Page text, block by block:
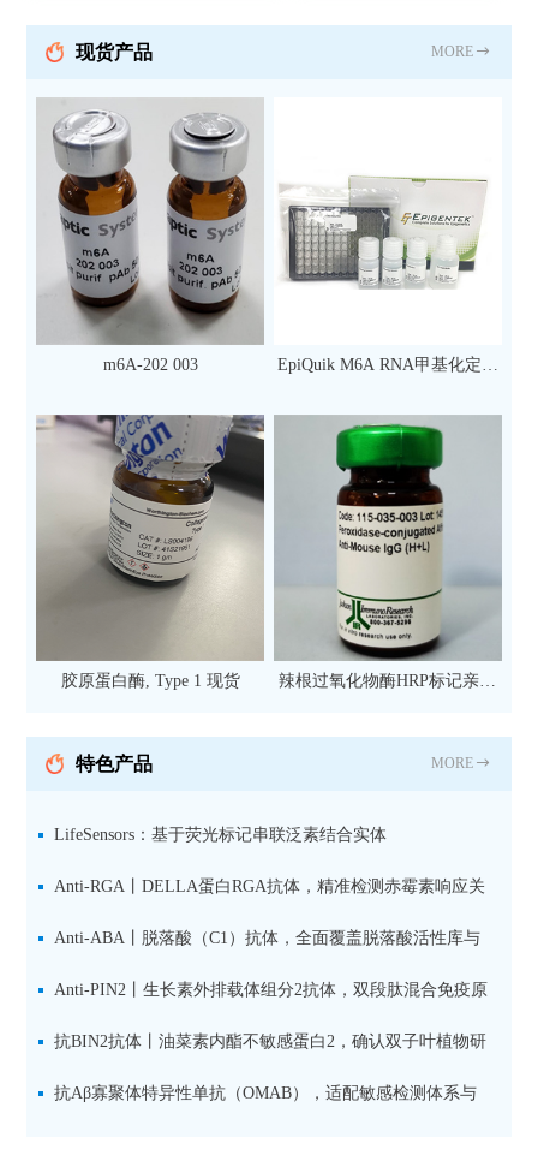
现货产品 MORE
m6A-202 003
EpiQuik M6A RNA甲基化定量
次）
胶原蛋白酶, Type 1 现货
辣根过氧化物酶HRP标记亲和
抗 现货
特色产品 MORE
LifeSensors：基于荧光标记串联泛素结合实体
（TUBE1(Alexa647)及试剂盒在高通量药物筛选和TR-FRET
技术中的应用
Anti-RGA丨DELLA蛋白RGA抗体，精准检测赤霉素响应关
键抑制因子
Anti-ABA丨脱落酸（C1）抗体，全面覆盖脱落酸活性库与
储存库
Anti-PIN2丨生长素外排载体组分2抗体，双段肽混合免疫原
设计方案
抗BIN2抗体丨油菜素内酯不敏感蛋白2，确认双子叶植物研
究数据特异性
抗Aβ寡聚体特异性单抗（OMAB），适配敏感检测体系与